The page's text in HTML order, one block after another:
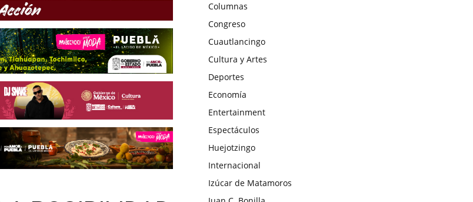
Columnas
Congreso
Cuautlancingo
Cultura y Artes
Deportes
Economía
Entertainment
Espectáculos
Huejotzingo
Internacional
Izúcar de Matamoros